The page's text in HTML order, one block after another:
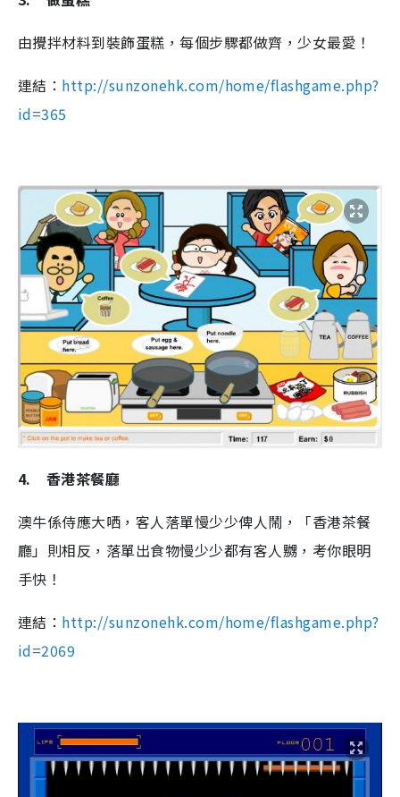
由攪拌材料到裝飾蛋糕，每個步驟都做齊，少女最愛！
連結： http://sunzonehk.com/home/flashgame.php?
id=365
4.
香港茶餐廳
澳牛係侍應大哂，客人落單慢少少俾人鬧，「香港茶餐
廳」則相反，落單出食物慢少少都有客人嬲，考你眼明
手快！
連結： http://sunzonehk.com/home/flashgame.php?
id=2069